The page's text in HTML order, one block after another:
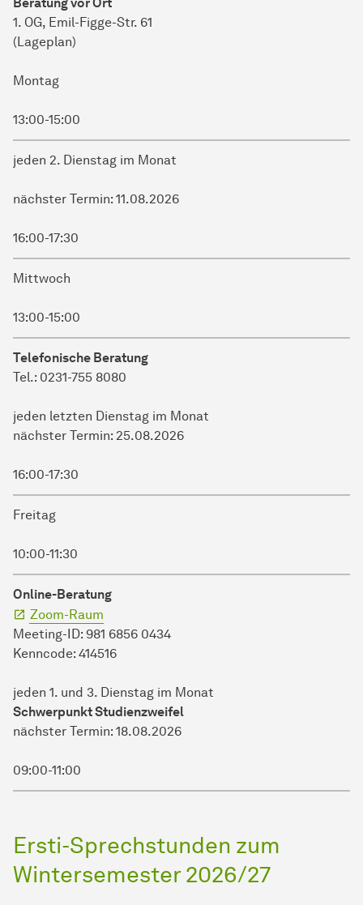
1. OG, Emil-Figge-Str. 61
(Lageplan)
Montag
13:00-15:00
jeden 2. Dienstag im Monat
nächster Termin: 11.08.2026
16:00-17:30
Mittwoch
13:00-15:00
Telefonische Beratung
Tel.: 0231-755 8080
jeden letzten Dienstag im Monat
nächster Termin: 25.08.2026
16:00-17:30
Freitag
10:00-11:30
Online-Beratung
Zoom-Raum
Meeting-ID: 981 6856 0434
Kenncode: 414516
jeden 1. und 3. Dienstag im Monat
Schwerpunkt Studienzweifel
nächster Termin: 18.08.2026
09:00-11:00
Ersti-Sprechstunden zum
Wintersemester 2026/27